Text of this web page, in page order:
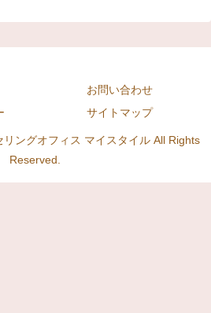
お問い合わせ
サイトマップ
ングオフィス マイスタイル All Rights
Reserved.